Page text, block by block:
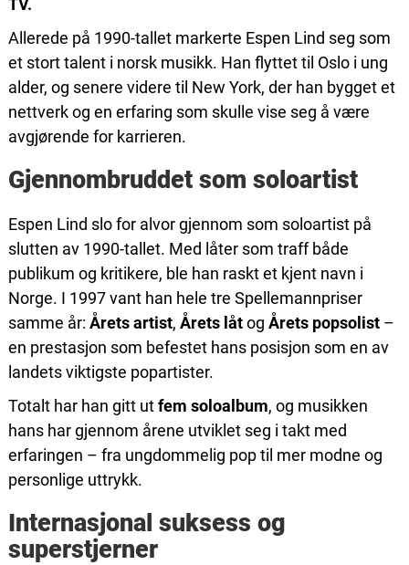
TV.
Allerede på 1990-tallet markerte Espen Lind seg som
et stort talent i norsk musikk. Han flyttet til Oslo i ung
alder, og senere videre til New York, der han bygget et
nettverk og en erfaring som skulle vise seg å være
avgjørende for karrieren.
Gjennombruddet som soloartist
Espen Lind slo for alvor gjennom som soloartist på
slutten av 1990-tallet. Med låter som traff både
publikum og kritikere, ble han raskt et kjent navn i
Norge. I 1997 vant han hele tre Spellemannpriser
samme år: Årets artist, Årets låtog Årets popsolist–
en prestasjon som befestet hans posisjon som en av
landets viktigste popartister.
Totalt har han gitt utfem soloalbum, og musikken
hans har gjennom årene utviklet seg i takt med
erfaringen – fra ungdommelig pop til mer modne og
personlige uttrykk.
Internasjonal suksess og
superstjerner